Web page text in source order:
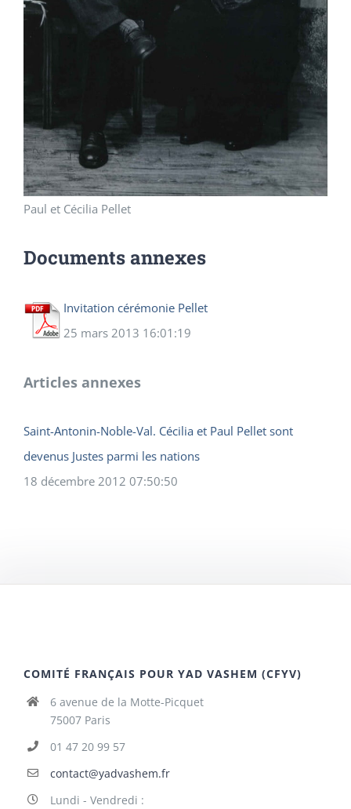
Paul et Cécilia Pellet
Documents annexes
Invitation cérémonie Pellet
25 mars 2013 16:01:19
Articles annexes
Saint-Antonin-Noble-Val. Cécilia et Paul Pellet sont
devenus Justes parmi les nations
18 décembre 2012 07:50:50
COMITÉ FRANÇAIS POUR YAD VASHEM (CFYV)
6 avenue de la Motte-Picquet
75007 Paris
01 47 20 99 57
contact@yadvashem.fr
Lundi - Vendredi :